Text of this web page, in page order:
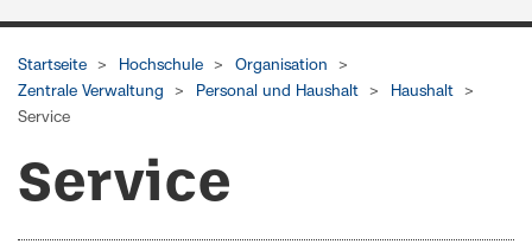
Startseite Hochschule
Organisation
Zentrale Verwaltung
Personal und Haushalt
Haushalt
Service
Service